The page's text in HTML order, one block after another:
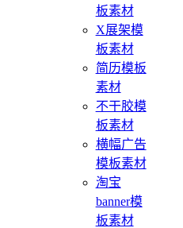
板素材
X展架模
板素材
简历模板
素材
不干胶模
板素材
横幅广告
模板素材
淘宝
banner模
板素材